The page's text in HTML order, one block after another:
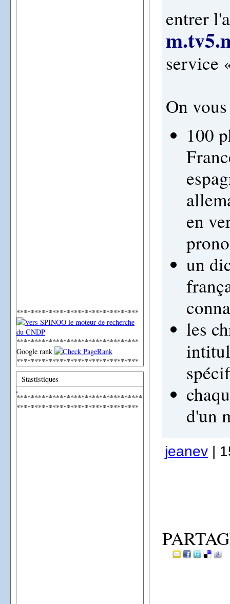
**********************************
**********************************
Google rank
**********************************
Stastistiques
***********************************
**********************************
entrer
service
On
100
en
un
les
d'un
jeanev |